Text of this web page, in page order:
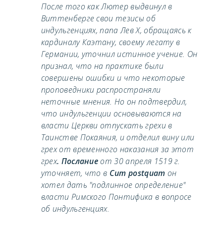
После того как Лютер выдвинул в
Виттенберге свои тезисы об
индульгенциях, папа Лев Х, обращаясь к
кардиналу Каэтану, своему легату в
Германии, уточнил истинное учение. Он
признал, что на практике были
совершены ошибки и что некоторые
проповедники распространяли
неточные мнения. Но он подтвердил,
что индульгенции основываются на
власти Церкви отпускать грехи в
Таинстве Покаяния, и отделил вину или
грех от временного наказания за этот
грех. Посланиеот 30 апреля 1519 г.
уточняет, что в Cum postquam он
хотел дать "подлинное определение"
власти Римского Понтифика в вопросе
об индульгенциях.